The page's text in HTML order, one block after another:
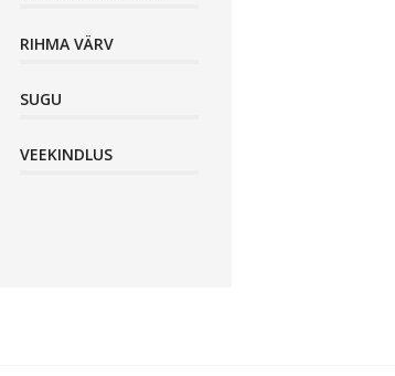
RIHMA VÄRV
SUGU
VEEKINDLUS